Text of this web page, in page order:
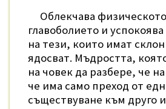
Облекчава
главоболието и
на тези, които имат
ядосват. Мъдростта,
на човек да разбере, че
че има само преход от
съществуване към друго